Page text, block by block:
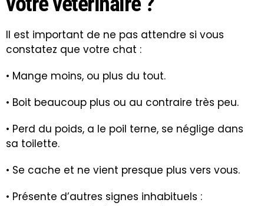
Il est important de ne pas attendre si vous
constatez que votre chat :
• Mange moins, ou plus du tout.
• Boit beaucoup plus ou au contraire très peu.
• Perd du poids, a le poil terne, se néglige dans
sa toilette.
• Se cache et ne vient presque plus vers vous.
• Présente d’autres signes inhabituels :